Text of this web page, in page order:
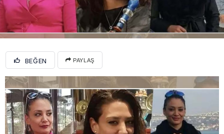
BEĞEN PAYLAŞ